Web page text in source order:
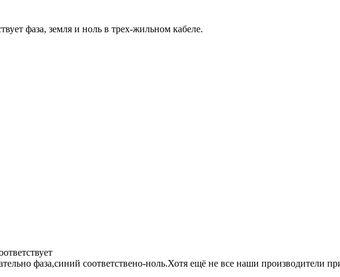
фаза, земля и ноль в трех-жильном кабеле.
фаза,синий соответствено-ноль.Хотя ещё не все наши производители